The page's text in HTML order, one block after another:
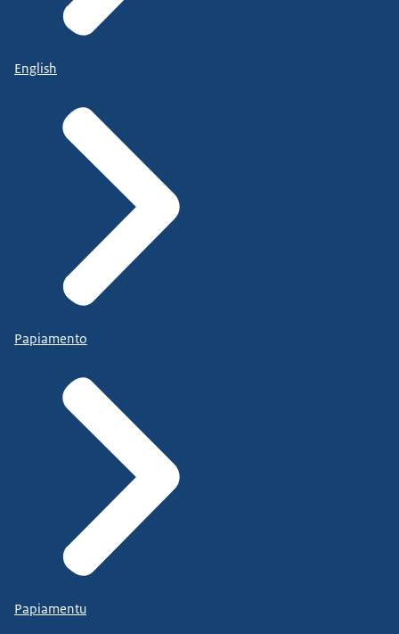
English
Papiamento
Papiamentu